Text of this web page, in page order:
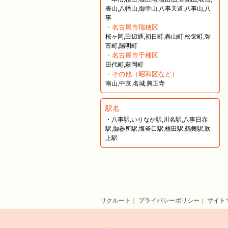
表山,八幡山,御幸山,八事天道,八事山,八
事
・名古屋市瑞穂区
桜ヶ岡,田辺通,初日町,春山町,松栄町,弥
富町,陽明町
・名古屋市千種区
田代町,萩岡町
・その他（昭和区など）
南山,中京,名城,興正寺
駅名
・八事駅,いりなか駅,川名駅,八事日赤
駅,御器所駅,塩釜口駅,植田駅,鶴舞駅,吹
上駅
リクルート ｜ プライバシーポリシー ｜ サイト